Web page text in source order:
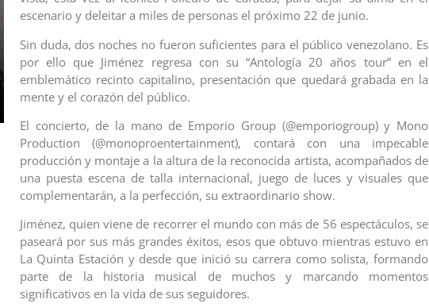
escenario y deleitar a miles de personas el próximo 22 de junio.
Sin duda, dos noches no fueron suficientes para el público venezolano. Es
por ello que Jiménez regresa con su “Antología 20 años tour” en el
emblemático recinto capitalino, presentación que quedará grabada en la
mente y el corazón del público.
El concierto, de la mano de Emporio Group (@emporiogroup) y Mono
Production (@monoproentertainment), contará con una impecable
producción y montaje a la altura de la reconocida artista, acompañados de
una puesta escena de talla internacional, juego de luces y visuales que
complementarán, a la perfección, su extraordinario show.
Jiménez, quien viene de recorrer el mundo con más de 56 espectáculos, se
paseará por sus más grandes éxitos, esos que obtuvo mientras estuvo en
La Quinta Estación y desde que inició su carrera como solista, formando
parte de la historia musical de muchos y marcando momentos
significativos en la vida de sus seguidores.